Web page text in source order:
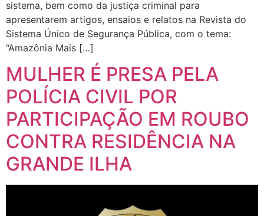
Sistema Único de Segurança Pública, com o tema:
“Amazônia Mais […]
MULHER É PRESA PELA
POLÍCIA CIVIL POR
PARTICIPAÇÃO EM ROUBO
CONTRA RESIDÊNCIA NA
GRANDE ILHA